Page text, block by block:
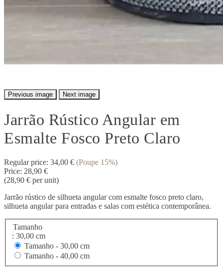
Previous image Next image
Jarrão Rústico Angular em
Esmalte Fosco Preto Claro
Regular price: 34,00 € (Poupe 15%)
Price: 28,90 €
(28,90 € per unit)
Jarrão rústico de silhueta angular com esmalte fosco preto claro,
silhueta angular para entradas e salas com estética contemporânea.
Tamanho
: 30,00 cm
Tamanho - 30,00 cm
Tamanho - 40,00 cm